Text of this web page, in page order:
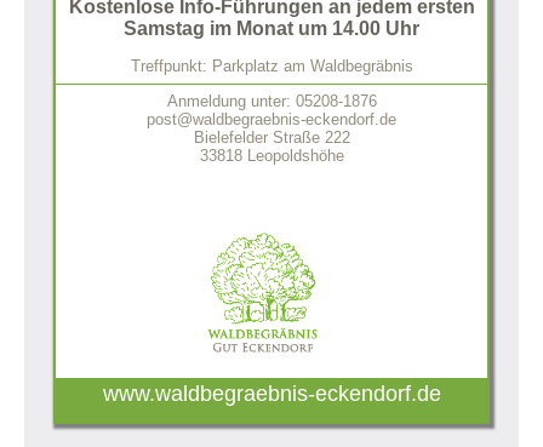
Kostenlose Info-Führungen an jedem ersten
Samstag im Monat um 14.00 Uhr
Treffpunkt: Parkplatz am Waldbegräbnis
Anmeldung unter: 05208-1876
post@waldbegraebnis-eckendorf.de
Bielefelder Straße 222
33818 Leopoldshöhe
www.waldbegraebnis-eckendorf.de